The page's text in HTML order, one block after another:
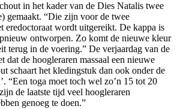
in het kader van de Dies Natalis twee
gemaakt. “Die zijn voor de twee
eredoctoraat wordt uitgereikt. De kappa is
ontworpen. Zo komt de nieuwe kleur
terug in de voering.” De verjaardag van de
dat de hoogleraren massaal een nieuwe
schaart het kledingstuk dan ook onder de
“Een toga moet toch wel zo’n 15 tot 20
de laatste tijd veel hoogleraren
genoeg te doen.”